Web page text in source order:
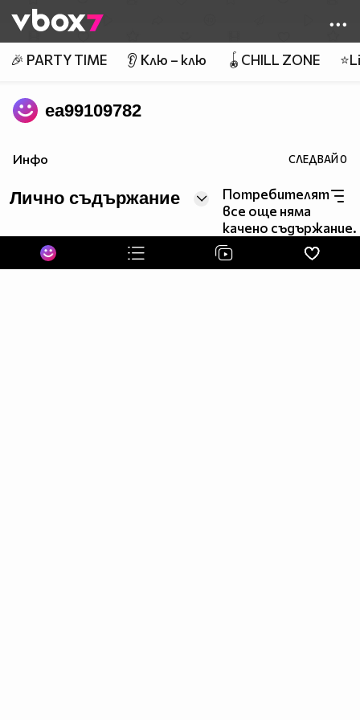
👾
🎉 PARTY TIME 👂 Клю – клю 🪀CHILL ZONE
ea99109782
Инфо СЛЕДВАЙ0
Лично съдържание
Потребителят
все още няма
качено съдържание.